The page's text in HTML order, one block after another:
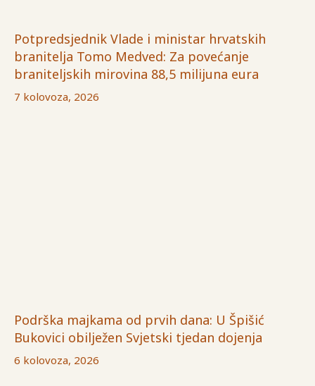
Potpredsjednik Vlade i ministar hrvatskih
branitelja Tomo Medved: Za povećanje
braniteljskih mirovina 88,5 milijuna eura
7 kolovoza, 2026
Podrška majkama od prvih dana: U Špišić
Bukovici obilježen Svjetski tjedan dojenja
6 kolovoza, 2026